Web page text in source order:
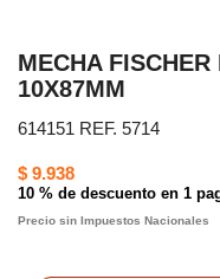
MECHA
10X87MM
614151 REF. 5714
$ 9.938
10 % de descuento en 1
Precio sin Impuestos Nacionales